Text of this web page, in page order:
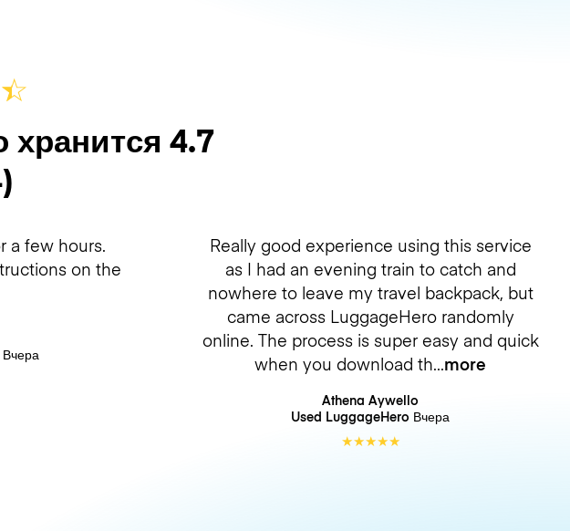
☆
★
хранится 4.7
a few hours.
on the
Вчера
Really good experience using this service
as I had an evening train to catch and
nowhere to leave my travel backpack, but
came across LuggageHero randomly
online. The process is super easy and quick
when you download th more
Athena Aywello
Used LuggageHero Вчера
★★★★★